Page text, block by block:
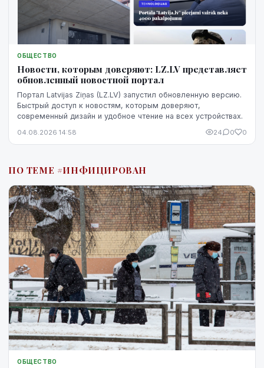
ОБЩЕСТВО
Новости, которым доверяют: LZ.LV представляет
обновленный новостной портал
Портал Latvijas Ziņas (LZ.LV) запустил обновленную версию.
Быстрый доступ к новостям, которым доверяют,
современный дизайн и удобное чтение на всех устройствах.
04.08.2026 14:58 24 0 0
ПО ТЕМЕ #ИНФИЦИРОВАН
ОБЩЕСТВО